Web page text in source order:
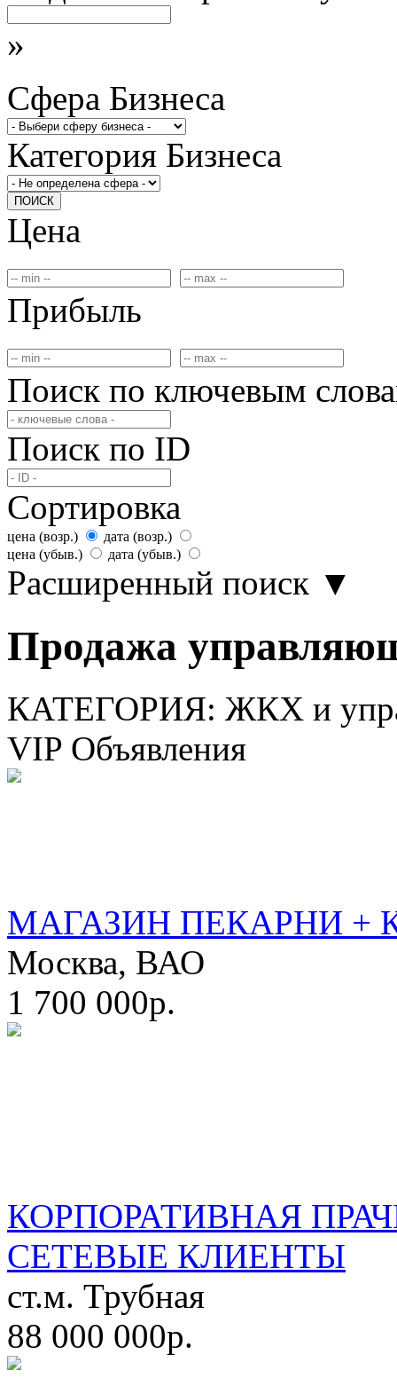
»
Сфера Бизнеса
Категория Бизнеса
ПОИСК
Цена
Прибыль
Поиск по ключевым
Поиск по ID
Сортировка
цена (возр.)
дата (возр.)
цена (убыв.)
дата (убыв.)
Расширенный поиск ▼
Продажа
КАТЕГОРИЯ: ЖКХ и
VIP Объявления
МАГАЗИН ПЕКАРНИ +
Москва, ВАО
1 700 000р.
КОРПОРАТИВНАЯ
СЕТЕВЫЕ КЛИЕНТЫ
ст.м. Трубная
88 000 000р.